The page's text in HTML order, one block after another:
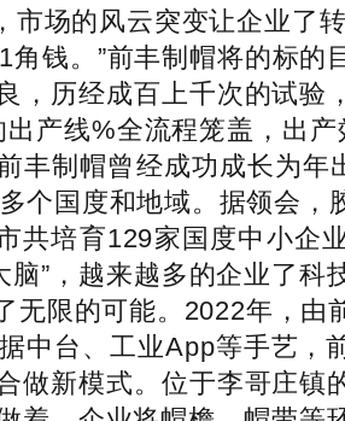
场的风云突变让企业了
钱。”前丰制帽将的标的
，历经成百上千次的试验
产线%全流程笼盖，出
丰制帽曾经成功成长为年
个国度和地域。据领会，
共培育129家国度中小企
”，越来越多的企业了科
限的可能。2022年，由
中台、工业App等手艺，
做新模式。位于李哥庄镇